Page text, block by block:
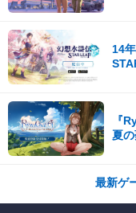
14
『
夏
最新ゲ